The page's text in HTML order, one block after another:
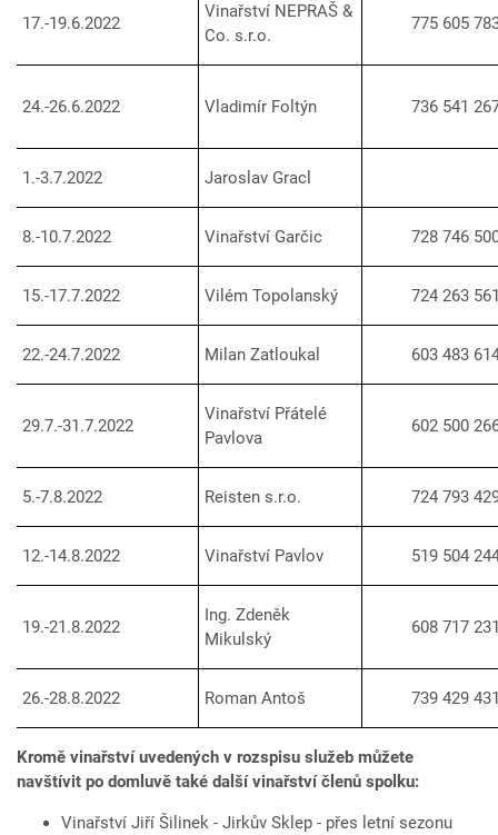
17.-19.6.2022
Vinařství NEPRAŠ &
Co. s.r.o.
775 605
24.-26.6.2022 Vladimír Foltýn 736 541
1.-3.7.2022 Jaroslav Gracl
8.-10.7.2022 Vinařství Garčic 728 746
15.-17.7.2022 Vilém Topolanský 724 263
22.-24.7.2022 Milan Zatloukal 603 483
29.7.-31.7.2022
Vinařství Přátelé
Pavlova
602 500
5.-7.8.2022 Reisten s.r.o. 724 793
12.-14.8.2022 Vinařství Pavlov 519 504
19.-21.8.2022
Ing. Zdeněk
Mikulský
608 717
26.-28.8.2022 Roman Antoš 739 429
Kromě vinařství uvedených v rozspisu služeb můžete
navštívit po domluvě také další vinařství členů spolku:
Vinařství Jiří Šilinek - Jirkův Sklep - přes letní sezonu